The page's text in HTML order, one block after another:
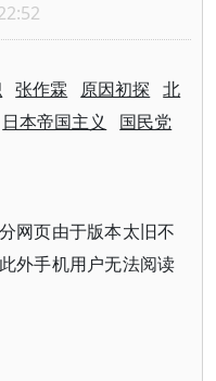
张作霖 原因初探
北
日本帝国主义 国民党
网页由于版本太旧不
外手机用户无法阅读